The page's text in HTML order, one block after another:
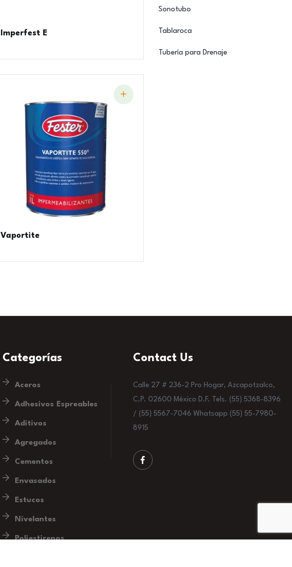
Imperfest E
Vaportite
Sonotubo
Tablaroca
Tubería para Drenaje
Categorías
Aceros
Adhesivos Espreables
Aditivos
Agregados
Cementos
Envasados
Estucos
Nivelantes
Poliestirenos
Contact Us
Calle 27 # 236-2 Pro Hogar, Azcapotzalco,
C.P. 02600 México D.F. Tels. (55) 5368-8396
/ (55) 5567-7046 Whatsapp (55) 55-7980-
8915